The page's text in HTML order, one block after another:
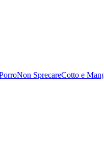
Non SprecareCotto e